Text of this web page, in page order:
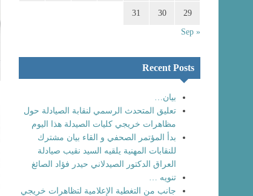
29
30
31
« Sep
Recent Posts
بيان…
تعليق المتحدث الرسمي لنقابة الصيادلة حول
مظاهرات خريجي كليات الصيدلة هذا اليوم
بدأ المؤتمر الصحفي و القاء بيان مشترك
للنقابات المهنية يلقيه السيد نقيب صيادلة
العراق الدكتور الصيدلاني حيدر فؤاد الصائغ
تنويه …
جانب من التغطية الإعلامية لتظاهرات خريجي